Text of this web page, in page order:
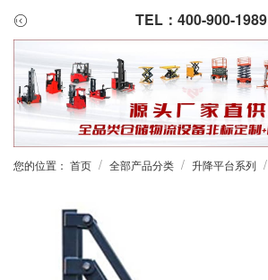
TEL：400-900-1989
您的位置： 首页 / 全部产品分类 / 升降平台系列 /